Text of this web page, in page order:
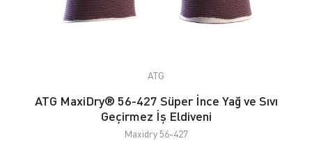
ATG
ATG MaxiDry® 56-427 Süper İnce Yağ ve Sıvı
Geçirmez İş Eldiveni
Maxidry 56-427